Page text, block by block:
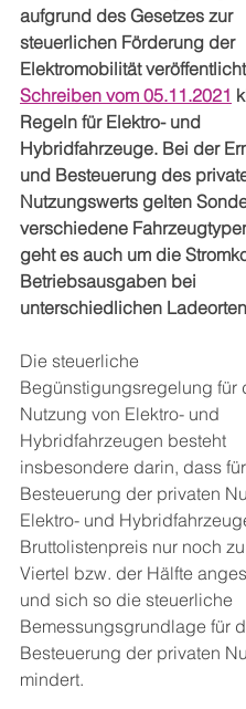
aufgrund des Gesetzes zur
steuerlichen Förderung der
Elektromobilität
Schreiben vom 05.11.2021
Regeln für Elektro- und
Hybridfahrzeuge. Bei der
und Besteuerung des
Nutzungswerts gelten
verschiedene
geht es auch um die
Betriebsausgaben bei
unterschiedlichen
Die steuerliche
Begünstigungsregelung für
Nutzung von Elektro- und
Hybridfahrzeugen besteht
insbesondere darin, dass
Besteuerung der privaten
Elektro- und
Bruttolistenpreis nur noch
Viertel bzw. der Hälfte
und sich so die steuerliche
Bemessungsgrundlage für
Besteuerung der privaten
mindert.